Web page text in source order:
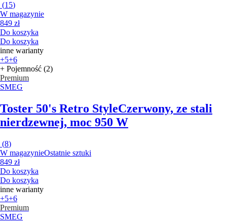
(15)
W magazynie
849 zł
Do koszyka
Do koszyka
inne warianty
+5+6
+ Pojemność (2)
Premium
SMEG
Toster 50's Retro StyleCzerwony, ze stali
nierdzewnej, moc 950 W
(8)
W magazynieOstatnie sztuki
849 zł
Do koszyka
Do koszyka
inne warianty
+5+6
Premium
SMEG